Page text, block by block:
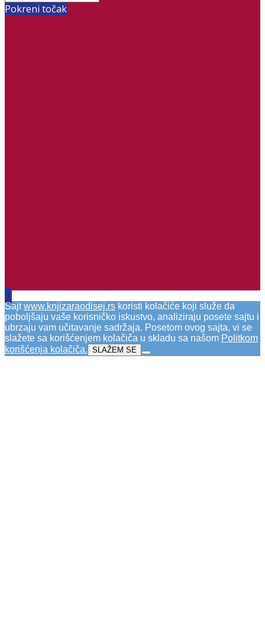
Pokreni točak
Sajtwww.knjizaraodisej.rs koristi kolačiće koji služe da
poboljšaju vaše korisničko iskustvo, analiziraju posete sajtu i
ubrzaju vam učitavanje sadržaja. Posetom ovog sajta, vi se
slažete sa korišćenjem kolačiča u skladu sa našom Politkom
korišćenja kolačiča. SLAŽEM SE